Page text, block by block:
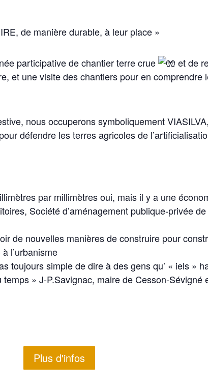
de manière durable, à leur place »
participative de chantier terre crue
et de
et une visite des chantiers pour en comprendre
nous occuperons symboliquement
pour défendre les terres agricoles de
par millimètres oui, mais il y a une
Société d’aménagement publique-privée
de nouvelles manières de construire pour
l’urbanisme
toujours simple de dire à des gens qu’ « iels »
» J-P.Savignac, maire de Cesson-Sévigné
Plus d'infos